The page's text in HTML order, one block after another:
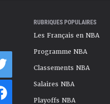
RUBRIQUES POPULAIRES
Les Français en NBA
Programme NBA
Classements NBA
Salaires NBA
Playoffs NBA